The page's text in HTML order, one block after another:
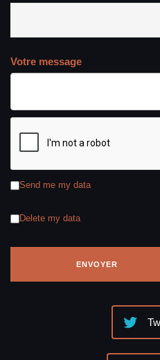
Votre message
Send me my data
Delete my data